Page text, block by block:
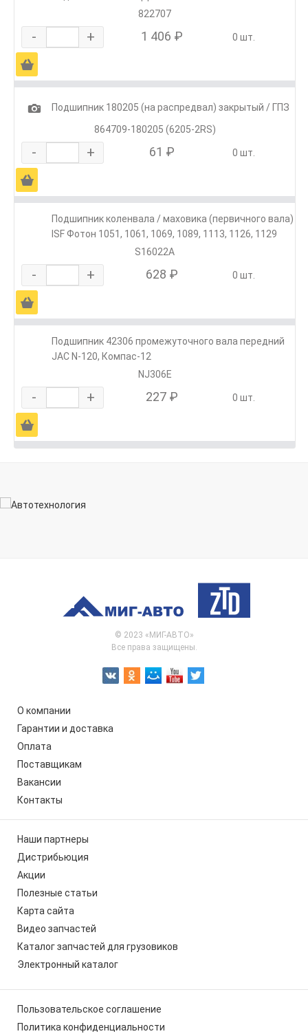
822707
- + 1 406 ₽ 0 шт.
Ä
1
Подшипник 180205 (на распредвал) закрытый / ГПЗ
864709-180205 (6205-2RS)
- + 61 ₽ 0 шт.
Ä
Подшипник коленвала / маховика (первичного вала)
ISF Фотон 1051, 1061, 1069, 1089, 1113, 1126, 1129
S16022A
- + 628 ₽ 0 шт.
Ä
Подшипник 42306 промежуточного вала передний
JAC N-120, Компас-12
NJ306E
- + 227 ₽ 0 шт.
Ä
© 2023 «МИГ-АВТО»
Все права защищены.
О компании
Гарантии и доставка
Оплата
Поставщикам
Вакансии
Контакты
Наши партнеры
Дистрибьюция
Акции
Полезные статьи
Карта сайта
Видео запчастей
Каталог запчастей для грузовиков
Электронный каталог
Пользовательское соглашение
Политика конфиденциальности